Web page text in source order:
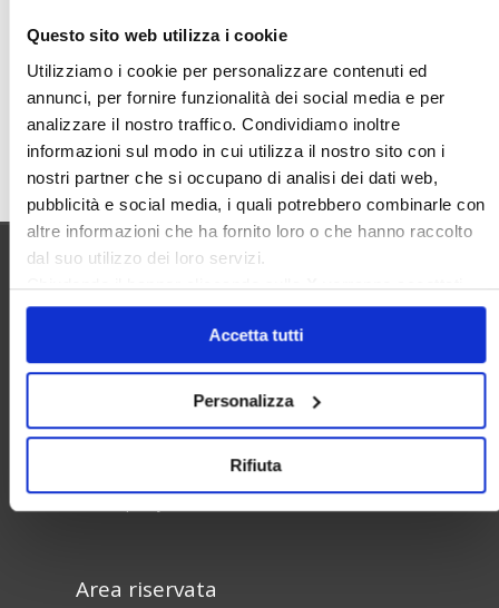
Questo sito web utilizza i cookie
Utilizziamo i cookie per personalizzare contenuti ed
annunci, per fornire funzionalità dei social media e per
analizzare il nostro traffico. Condividiamo inoltre
informazioni sul modo in cui utilizza il nostro sito con i
nostri partner che si occupano di analisi dei dati web,
pubblicità e social media, i quali potrebbero combinarle con
altre informazioni che ha fornito loro o che hanno raccolto
dal suo utilizzo dei loro servizi.
Chiudendo il banner cliccando sullaXverranno accettati
solo i cookie necessari.
Accetta tutti
Personalizza
Rifiuta
Cerca
Utilità
Area riservata